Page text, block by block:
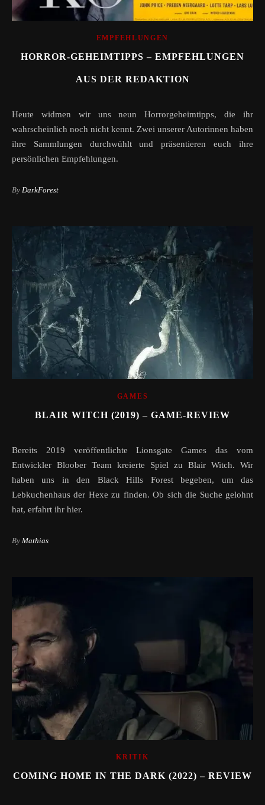
EMPFEHLUNGEN
HORROR-GEHEIMTIPPS – EMPFEHLUNGEN
AUS DER REDAKTION
Heute widmen wir uns neun Horrorgeheimtipps, die ihr
wahrscheinlich noch nicht kennt. Zwei unserer Autorinnen haben
ihre Sammlungen durchwühlt und präsentieren euch ihre
persönlichen Empfehlungen.
By DarkForest
GAMES
BLAIR WITCH (2019) – GAME-REVIEW
Bereits 2019 veröffentlichte Lionsgate Games das vom
Entwickler Bloober Team kreierte Spiel zu Blair Witch. Wir
haben uns in den Black Hills Forest begeben, um das
Lebkuchenhaus der Hexe zu finden. Ob sich die Suche gelohnt
hat, erfahrt ihr hier.
By Mathias
KRITIK
COMING HOME IN THE DARK (2022) – REVIEW